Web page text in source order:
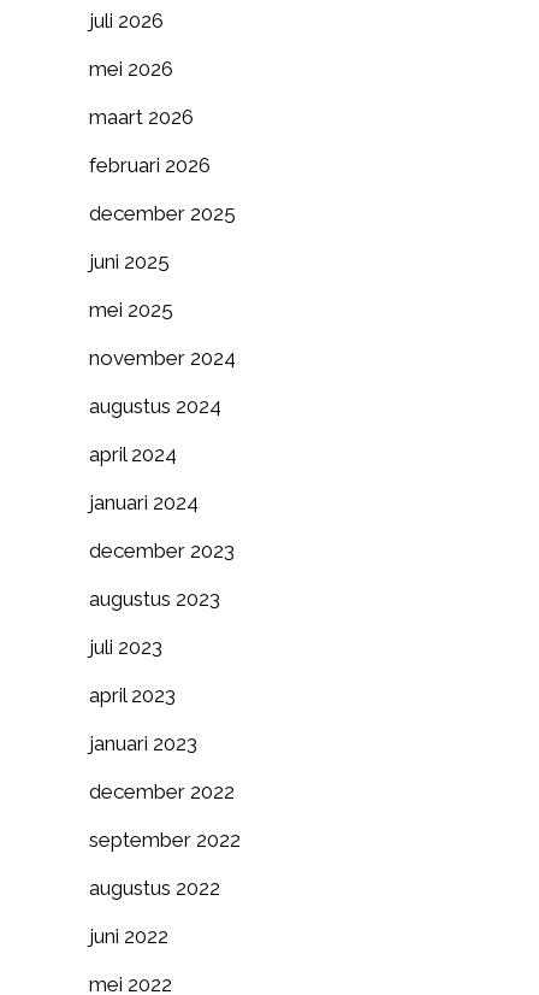
juli 2026
mei 2026
maart 2026
februari 2026
december 2025
juni 2025
mei 2025
november 2024
augustus 2024
april 2024
januari 2024
december 2023
augustus 2023
juli 2023
april 2023
januari 2023
december 2022
september 2022
augustus 2022
juni 2022
mei 2022